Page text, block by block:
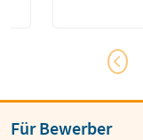
Für Bewerber